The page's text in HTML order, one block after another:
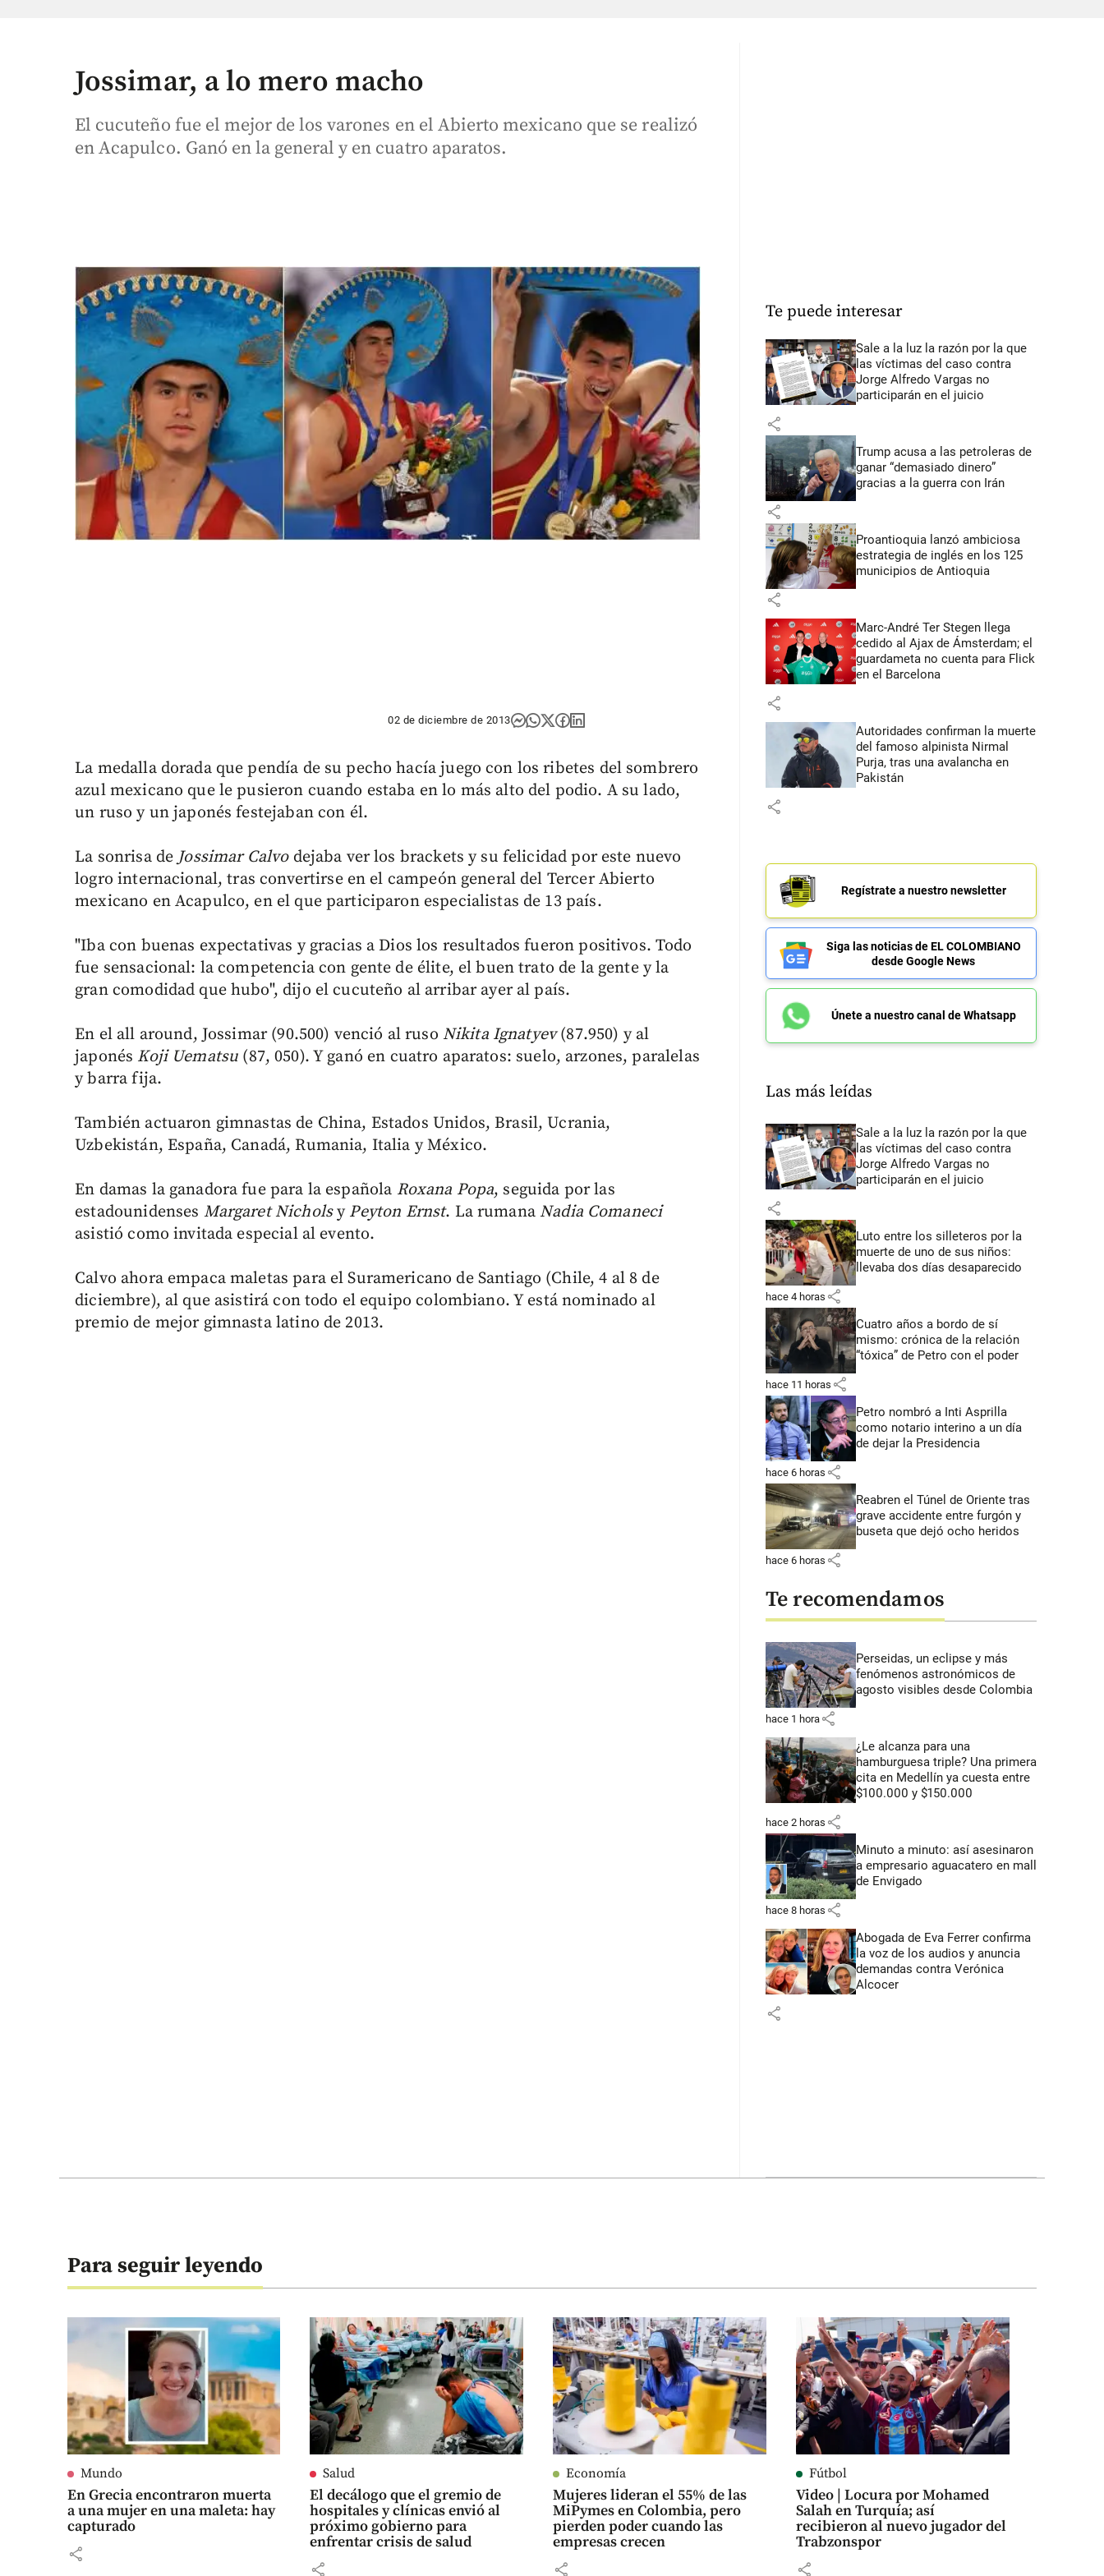
Jossimar, a lo mero macho
El cucuteño fue el mejor de los varones en el Abierto mexicano que se realizó
en Acapulco. Ganó en la general y en cuatro aparatos.
02 de diciembre de 2013
La medalla dorada que pendía de su pecho hacía juego con los ribetes del sombrero
azul mexicano que le pusieron cuando estaba en lo más alto del podio. A su lado,
un ruso y un japonés festejaban con él.
La sonrisa deJossimar Calvo dejaba ver los brackets y su felicidad por este nuevo
logro internacional, tras convertirse en el campeón general del Tercer Abierto
mexicano en Acapulco, en el que participaron especialistas de 13 país.
"Iba con buenas expectativas y gracias a Dios los resultados fueron positivos. Todo
fue sensacional: la competencia con gente de élite, el buen trato de la gente y la
gran comodidad que hubo", dijo el cucuteño al arribar ayer al país.
En el all around, Jossimar (90.500) venció al ruso Nikita Ignatyev(87.950) y al
japonés Koji Uematsu (87, 050). Y ganó en cuatro aparatos: suelo, arzones, paralelas
y barra fija.
También actuaron gimnastas de China, Estados Unidos, Brasil, Ucrania,
Uzbekistán, España, Canadá, Rumania, Italia y México.
En damas la ganadora fue para la española Roxana Popa, seguida por las
estadounidenses Margaret Nicholsy Peyton Ernst. La rumanaNadia Comaneci
asistió como invitada especial al evento.
Calvo ahora empaca maletas para el Suramericano de Santiago (Chile, 4 al 8 de
diciembre), al que asistirá con todo el equipo colombiano. Y está nominado al
premio de mejor gimnasta latino de 2013.
Te puede interesar
Sale a la luz la razón por la que
las víctimas del caso contra
Jorge Alfredo Vargas no
participarán en el juicio
share
Trump acusa a las petroleras de
ganar “demasiado dinero”
gracias a la guerra con Irán
share
Proantioquia lanzó ambiciosa
estrategia de inglés en los 125
municipios de Antioquia
share
Marc-André Ter Stegen llega
cedido al Ajax de Ámsterdam; el
guardameta no cuenta para Flick
en el Barcelona
share
Autoridades confirman la muerte
del famoso alpinista Nirmal
Purja, tras una avalancha en
Pakistán
share
Regístrate a nuestro newsletter
Siga las noticias de EL COLOMBIANO
desde Google News
Únete a nuestro canal de Whatsapp
Las más leídas
Sale a la luz la razón por la que
las víctimas del caso contra
Jorge Alfredo Vargas no
participarán en el juicio
share
Luto entre los silleteros por la
muerte de uno de sus niños:
llevaba dos días desaparecido
hace 4 horas share
Cuatro años a bordo de sí
mismo: crónica de la relación
“tóxica” de Petro con el poder
hace 11 horas share
Petro nombró a Inti Asprilla
como notario interino a un día
de dejar la Presidencia
hace 6 horas share
Reabren el Túnel de Oriente tras
grave accidente entre furgón y
buseta que dejó ocho heridos
hace 6 horas share
Te recomendamos
Perseidas, un eclipse y más
fenómenos astronómicos de
agosto visibles desde Colombia
hace 1 hora share
¿Le alcanza para una
hamburguesa triple? Una primera
cita en Medellín ya cuesta entre
$100.000 y $150.000
hace 2 horas share
Minuto a minuto: así asesinaron
a empresario aguacatero en mall
de Envigado
hace 8 horas share
Abogada de Eva Ferrer confirma
la voz de los audios y anuncia
demandas contra Verónica
Alcocer
share
Para seguir leyendo
Mundo
En Grecia encontraron muerta
a una mujer en una maleta: hay
capturado
share
Salud
El decálogo que el gremio de
hospitales y clínicas envió al
próximo gobierno para
enfrentar crisis de salud
share
Economía
Mujeres lideran el 55% de las
MiPymes en Colombia, pero
pierden poder cuando las
empresas crecen
share
Fútbol
Video | Locura por Mohamed
Salah en Turquía; así
recibieron al nuevo jugador del
Trabzonspor
share